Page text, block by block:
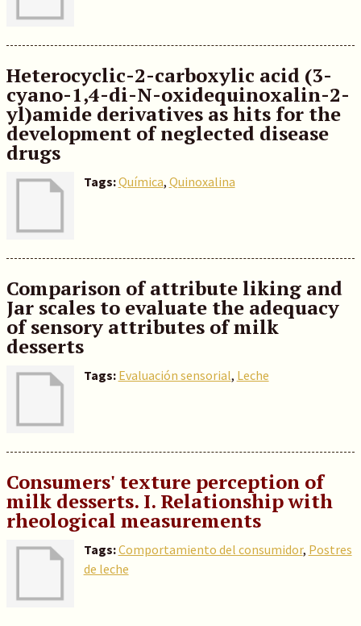
Heterocyclic-2-carboxylic acid (3-
cyano-1,4-di-N-oxidequinoxalin-2-
yl)amide derivatives as hits for the
development of neglected disease
drugs
Tags:Química, Quinoxalina
Comparison of attribute liking and
Jar scales to evaluate the adequacy
of sensory attributes of milk
desserts
Tags: Evaluación sensorial, Leche
Consumers' texture perception of
milk desserts. I. Relationship with
rheological measurements
Tags:Comportamiento del consumidor, Postres
de leche